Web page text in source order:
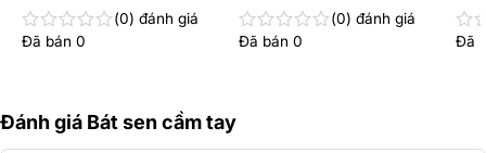
Được
5
sao
0
đánh giá
Đã bán 0
Được
0
đánh giá
Đã bán 0 Đã
Đánh giá Bát sen cầm tay